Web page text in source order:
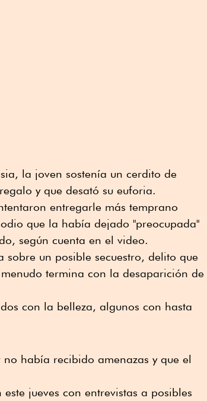
la joven sostenía un cerdito de
y que desató su euforia.
entregarle más temprano
que la había dejado "preocupada"
según cuenta en el video.
sobre un posible secuestro, delito que
termina con la desaparición de
con la belleza, algunos con hasta
había recibido amenazas y que el
jueves con entrevistas a posibles